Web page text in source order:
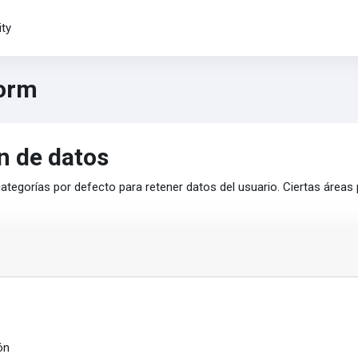
de datos
por defecto para retener datos del usuario. Ciertas